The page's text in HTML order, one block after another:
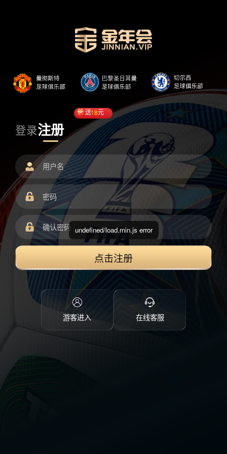
登录注册
送18元
点击注册
游客进入 在线客服
undefined/load.min.js error